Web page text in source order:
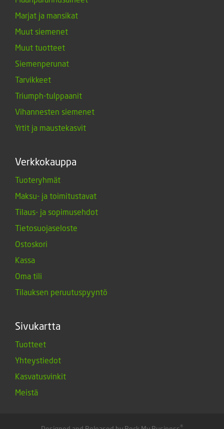
Marjat ja mansikat
Muut siemenet
Muut tuotteet
Siemenperunat
Tarvikkeet
Triumph-tulppaanit
Vihannesten siemenet
Yrtit ja maustekasvit
Verkkokauppa
Tuoteryhmät
Maksu- ja toimitustavat
Tilaus- ja sopimusehdot
Tietosuojaseloste
Ostoskori
Kassa
Oma tili
Tilauksen peruutuspyyntö
Sivukartta
Tuotteet
Yhteystiedot
Kasvatusvinkit
Meistä
®